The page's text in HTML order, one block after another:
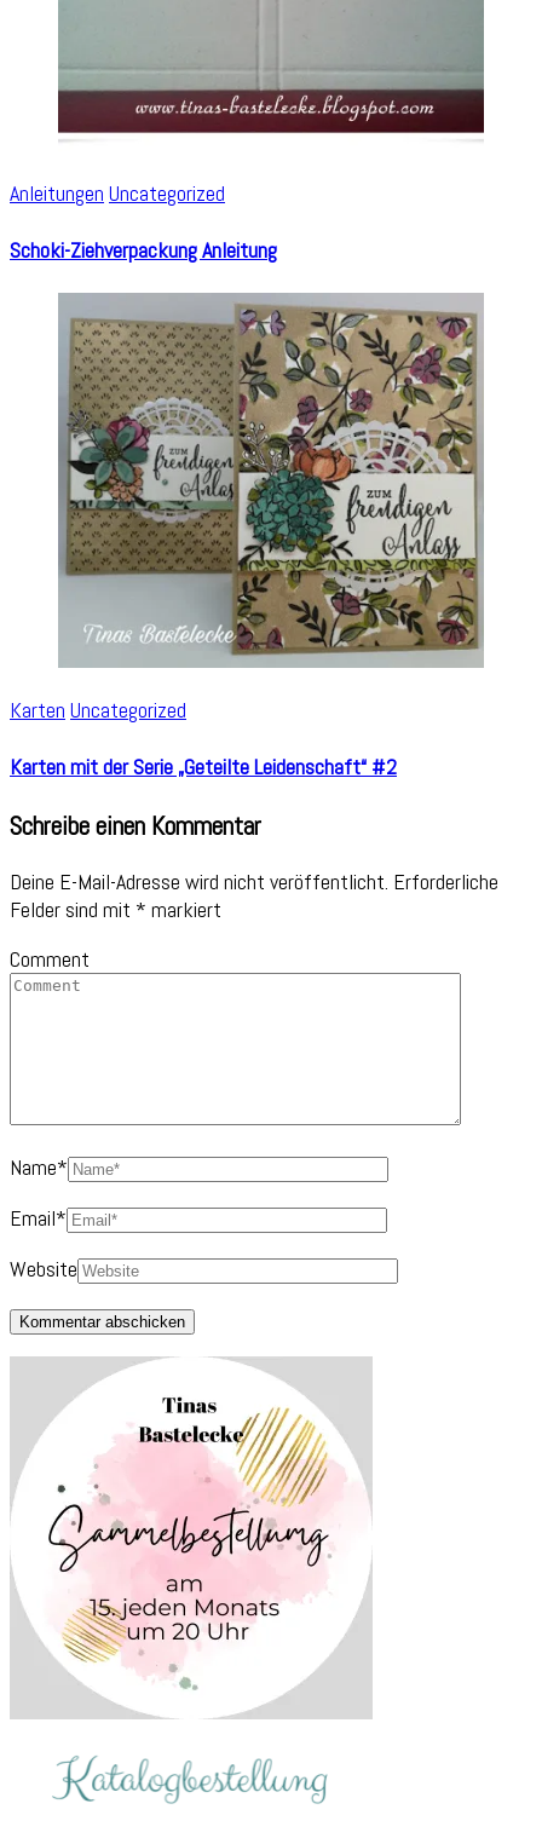
Anleitungen Uncategorized
Schoki-Ziehverpackung Anleitung
Karten Uncategorized
Karten mit der Serie „Geteilte Leidenschaft“ #2
Schreibe einen Kommentar
Deine E-Mail-Adresse wird nicht veröffentlicht. Erforderliche
Felder sind mit * markiert
Comment
Name*
Email*
Website